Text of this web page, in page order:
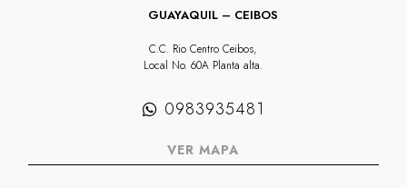
GUAYAQUIL – CEIBOS
C.C. Rio Centro Ceibos,
Local No. 60A Planta alta.
0983935481
VER MAPA